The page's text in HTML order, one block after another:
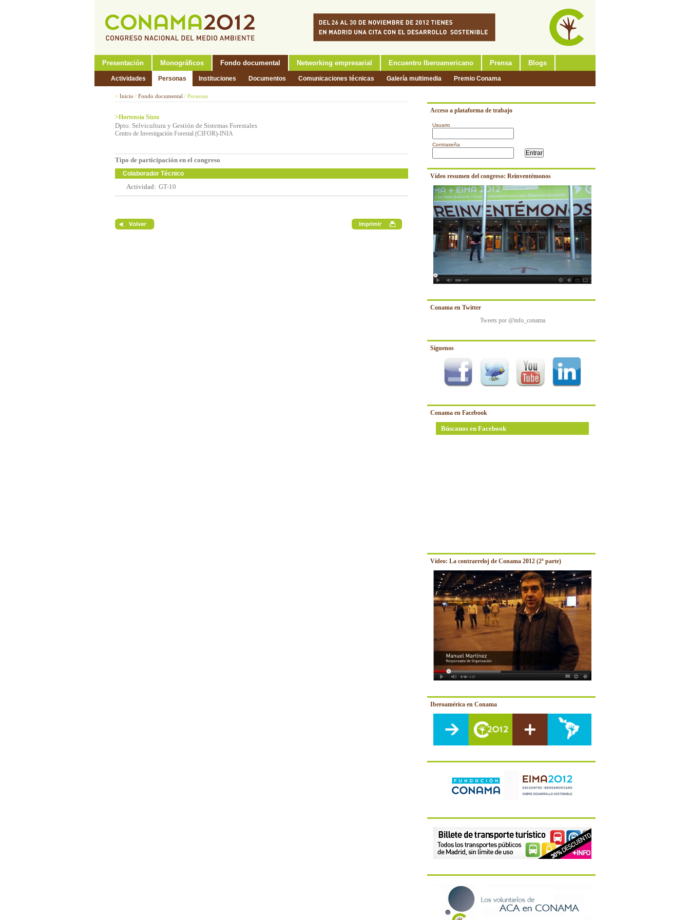
Presentación Monográficos Fondo documental Networking empresarial Encuentro Iberoamericano Prensa Blogs
Actividades Personas Instituciones Documentos Comunicaciones técnicas Galería multimedia Premio Conama
Acceso a plataforma de trabajo
Usuario
Contraseña
Vídeo resumen del congreso: Reinventémonos
Conama en Twitter
Tweets por @info_conama
Síguenos
Conama en Facebook
Búscanos en Facebook
Vídeo: La contrarreloj de Conama 2012 (2ª parte)
Iberoamérica en Conama
> Inicio / Fondo documental / Personas
>Hortensia Sixto
Dpto. Selvicultura y Gestión de Sistemas Forestales
Centro de Investigación Forestal (CIFOR)-INIA
Tipo de participación en el congreso
Colaborador Técnico
Actividad: GT-10